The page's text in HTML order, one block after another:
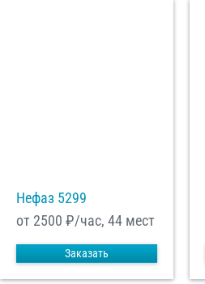
Нефаз 5299
от 2500 ₽/час, 44 мест
Заказать